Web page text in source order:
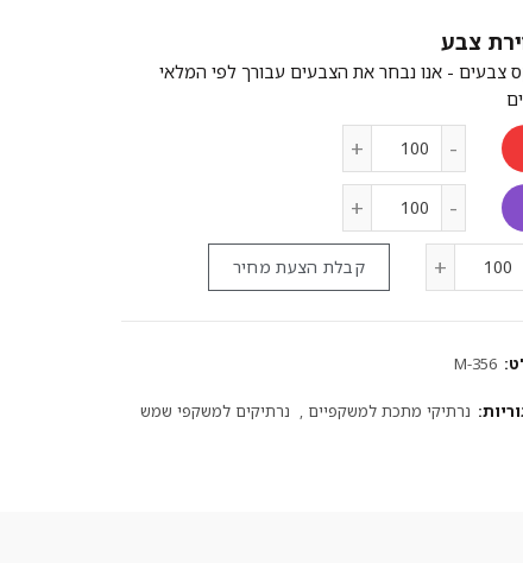
צבע
קבלת הצעת מחיר
M-356
נרתיקי מתכת למשקפיים , נרתיקים למשקפי שמש